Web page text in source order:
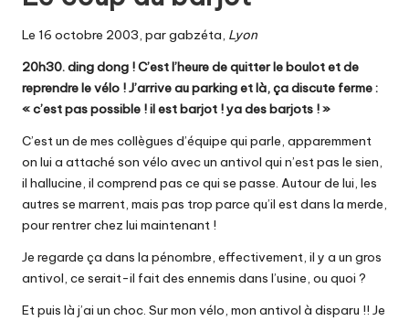
Le 16 octobre 2003, par gabzéta, Lyon
20h30. ding dong ! C’est l’heure de quitter le boulot et de
reprendre le vélo ! J’arrive au parking et là, ça discute ferme :
« c’est pas possible ! il est barjot ! ya des barjots ! »
C’est un de mes collègues d’équipe qui parle, apparemment
on lui a attaché son vélo avec un antivol qui n’est pas le sien,
il hallucine, il comprend pas ce qui se passe. Autour de lui, les
autres se marrent, mais pas trop parce qu’il est dans la merde,
pour rentrer chez lui maintenant !
Je regarde ça dans la pénombre, effectivement, il y a un gros
antivol, ce serait-il fait des ennemis dans l’usine, ou quoi ?
Et puis là j’ai un choc. Sur mon vélo, mon antivol à disparu !! Je